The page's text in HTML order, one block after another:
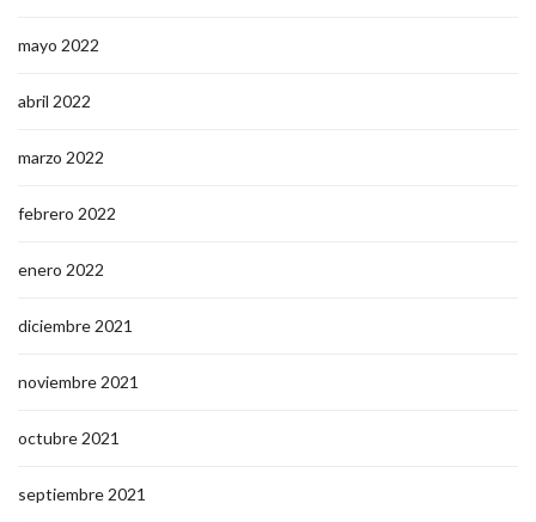
mayo 2022
abril 2022
marzo 2022
febrero 2022
enero 2022
diciembre 2021
noviembre 2021
octubre 2021
septiembre 2021